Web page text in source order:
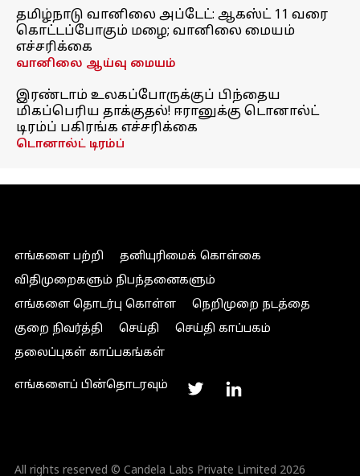
தமிழ்நாடு வானிலை அப்டேட்: ஆகஸ்ட் 11 வரை
கொட்டப்போகும் மழை; வானிலை மையம்
எச்சரிக்கை
வானிலை ஆய்வு மையம்
இரண்டாம் உலகப்போருக்குப் பிந்தைய
மிகப்பெரிய தாக்குதல்! ஈரானுக்கு டொனால்ட்
டிரம்ப் பகிரங்க எச்சரிக்கை
டொனால்ட் டிரம்ப்
எங்களை பற்றி
தனியுரிமைக் கொள்கை
விதிமுறைகளும் நிபந்தனைகளும்
எங்களை தொடர்பு கொள்ள
நெறிமுறை நடத்தை
குறை நிவர்த்தி
செய்தி
செய்தி காப்பகம்
தலைப்புகள் காப்பகங்கள்
எங்களைப் பின்தொடரவும்
All rights reserved © Candela Labs Private Limited 2026